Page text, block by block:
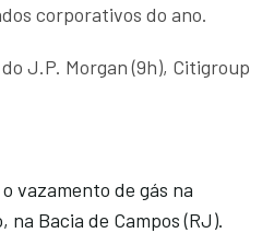
corporativos do ano.
J.P. Morgan (9h), Citigroup
vazamento de gás na
na Bacia de Campos (RJ).